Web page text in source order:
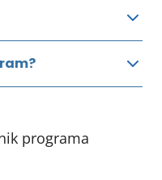
programa